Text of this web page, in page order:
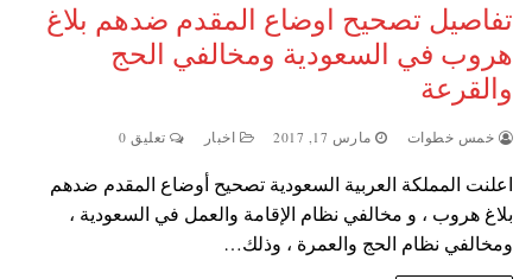
تفاصيل تصحيح اوضاع المقدم ضدهم بلاغ
هروب في السعودية ومخالفي الحج
والقرعة
خمس خطوات مارس 17, 2017 اخبار تعليق 0
اعلنت المملكة العربية السعودية تصحيح أوضاع المقدم ضدهم
بلاغ هروب ، و مخالفي نظام الإقامة والعمل في السعودية ،
ومخالفي نظام الحج والعمرة ، وذلك…